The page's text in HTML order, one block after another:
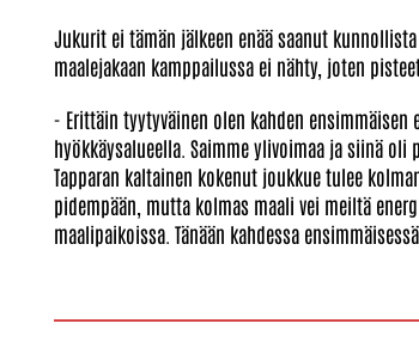
Jukurit ei tämän jälkeen enää saanut
maalejakaan kamppailussa ei nähty, joten
- Erittäin tyytyväinen olen kahden
hyökkäysalueella. Saimme ylivoimaa ja siinä
Tapparan kaltainen kokenut joukkue tulee
pidempään, mutta kolmas maali vei meiltä
maalipaikoissa. Tänään kahdessa